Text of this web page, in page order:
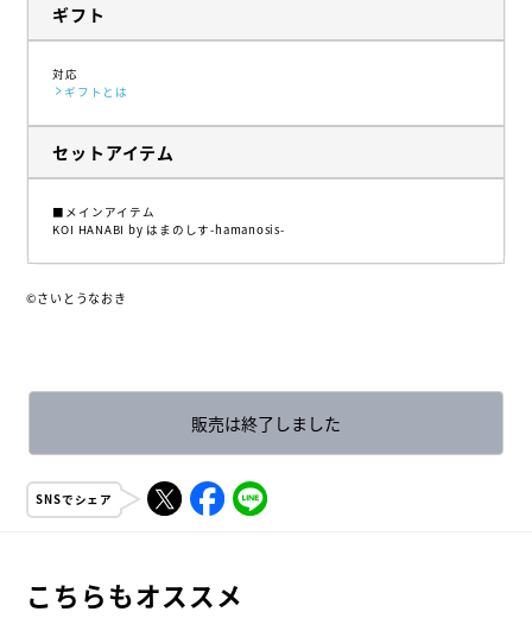
ギフト
対応
ギフトとは
セットアイテム
■メインアイテム
KOI HANABI by はまのしす-hamanosis-
©さいとうなおき
販売は終了しました
SNSでシェア
こちらもオススメ